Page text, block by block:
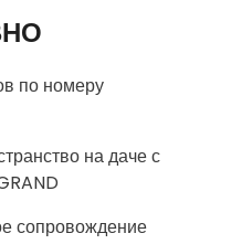
по номеру
на даче с
сопровождение